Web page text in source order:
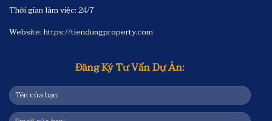
Thời gian làm việc: 24/7
Website:https://tiendungproperty.com
Đăng Ký Tư Vấn Dự Án: